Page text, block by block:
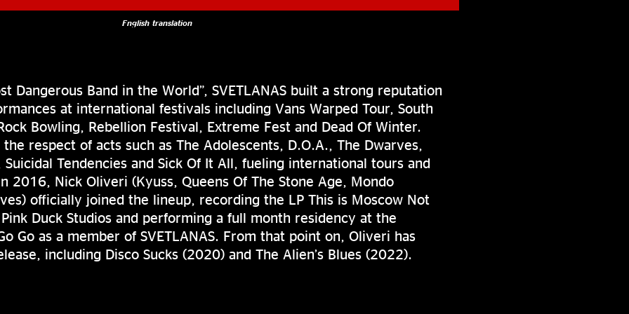
English translation
Dangerous Band in the World”, SVETLANAS built a strong reputation
at international festivals including Vans Warped Tour, South
Bowling, Rebellion Festival, Extreme Fest and Dead Of Winter.
respect of acts such as The Adolescents, D.O.A., The Dwarves,
Suicidal Tendencies and Sick Of It All, fueling international tours and
2016, Nick Oliveri (Kyuss, Queens Of The Stone Age, Mondo
officially joined the lineup, recording the LP This is Moscow Not
Pink Duck Studios and performing a full month residency at the
Go as a member of SVETLANAS. From that point on, Oliveri has
including Disco Sucks (2020) and The Alien’s Blues (2022).